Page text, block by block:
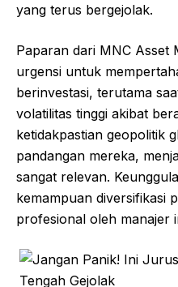
yang terus bergejolak.
Paparan dari MNC Asset
urgensi untuk
berinvestasi, terutama
volatilitas tinggi akibat
ketidakpastian geopolitik
pandangan mereka,
sangat relevan.
kemampuan diversifikasi
profesional oleh manajer